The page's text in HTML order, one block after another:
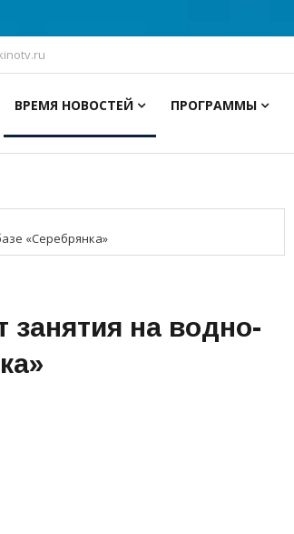
ВРЕМЯ НОВОСТЕЙ ПРОГРАММЫ
«Серебрянка»
занятия на водно-